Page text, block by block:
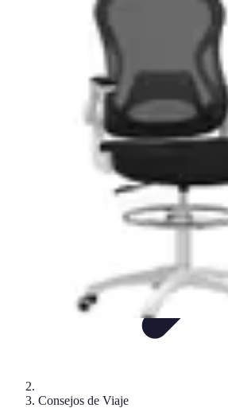
Consejos de ViajeAlojamiento Estilo de Vida
Visita Española
Consejos de Viaje